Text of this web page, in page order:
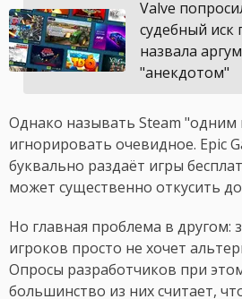
Valve
судебный иск
назвала
"анекдотом"
Однако называть Steam "одним
игнорировать очевидное. Epic
буквально раздаёт игры
может существенно откусить
Но главная проблема в другом:
игроков просто не хочет
Опросы разработчиков при
большинство из них считает,